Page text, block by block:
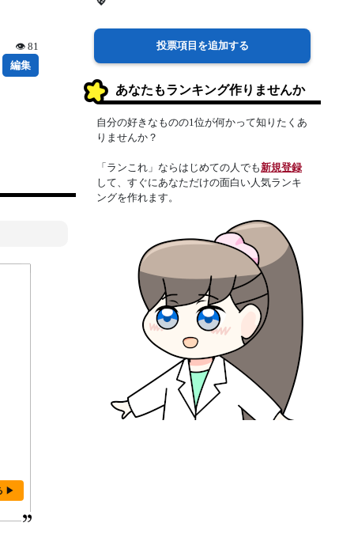
👁 81
編集
▶
投票項目を追加する
あなたもランキング作りませんか
自分の好きなものの1位が何かって知りたくあ
りませんか？
「ランこれ」ならはじめての人でも新規登録
して、すぐにあなただけの面白い人気ランキ
ングを作れます。